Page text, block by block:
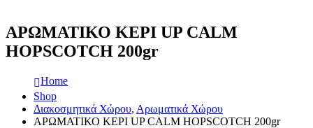
ΑΡΩΜΑΤΙΚΟ ΚΕΡΙ UP CALM
HOPSCOTCH 200gr
Home
Shop
Διακοσμητικά Χώρου, Αρωματικά Χώρου
ΑΡΩΜΑΤΙΚΟ ΚΕΡΙ UP CALM HOPSCOTCH 200gr